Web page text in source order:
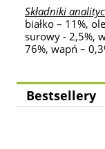
Składniki
białko – 11%,
surowy - 2,5%,
76%, wapń –
Bestsellery